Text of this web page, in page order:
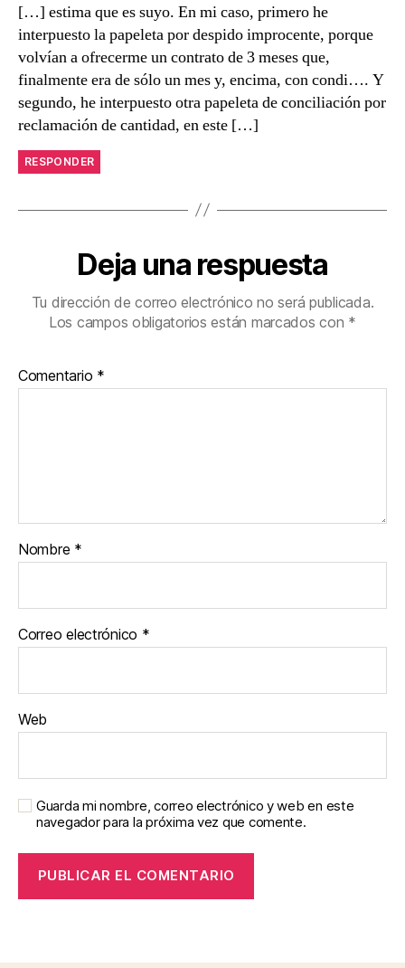
[…] estima que es suyo. En mi caso, primero he
interpuesto la papeleta por despido improcente, porque
volvían a ofrecerme un contrato de 3 meses que,
finalmente era de sólo un mes y, encima, con condi…. Y
segundo, he interpuesto otra papeleta de conciliación por
reclamación de cantidad, en este […]
RESPONDER
Deja una respuesta
Tu dirección de correo electrónico no será publicada.
Los campos obligatorios están marcados con *
Comentario *
Nombre *
Correo electrónico *
Web
Guarda mi nombre, correo electrónico y web en este
navegador para la próxima vez que comente.